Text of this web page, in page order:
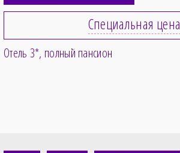
Специальная цена
Отель 3* полный пансион